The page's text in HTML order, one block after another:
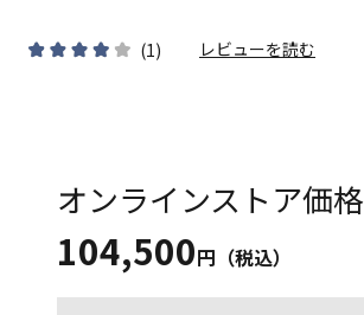
(1) レビューを読む
オンラインストア価格
104,500円（税込）